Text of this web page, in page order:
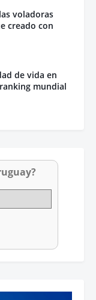
voladoras
creado con
de vida en
mundial